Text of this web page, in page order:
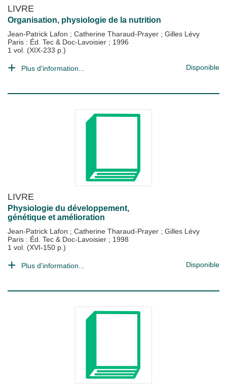
LIVRE
Organisation, physiologie de la nutrition
Jean-Patrick Lafon ; Catherine Tharaud-Prayer ; Gilles Lévy
Paris : Éd. Tec & Doc-Lavoisier ; 1996
1 vol. (XIX-233 p.)
Plus d'information... Disponible
LIVRE
Physiologie du développement,
génétique et amélioration
Jean-Patrick Lafon ; Catherine Tharaud-Prayer ; Gilles Lévy
Paris : Éd. Tec & Doc-Lavoisier ; 1998
1 vol. (XVI-150 p.)
Plus d'information... Disponible